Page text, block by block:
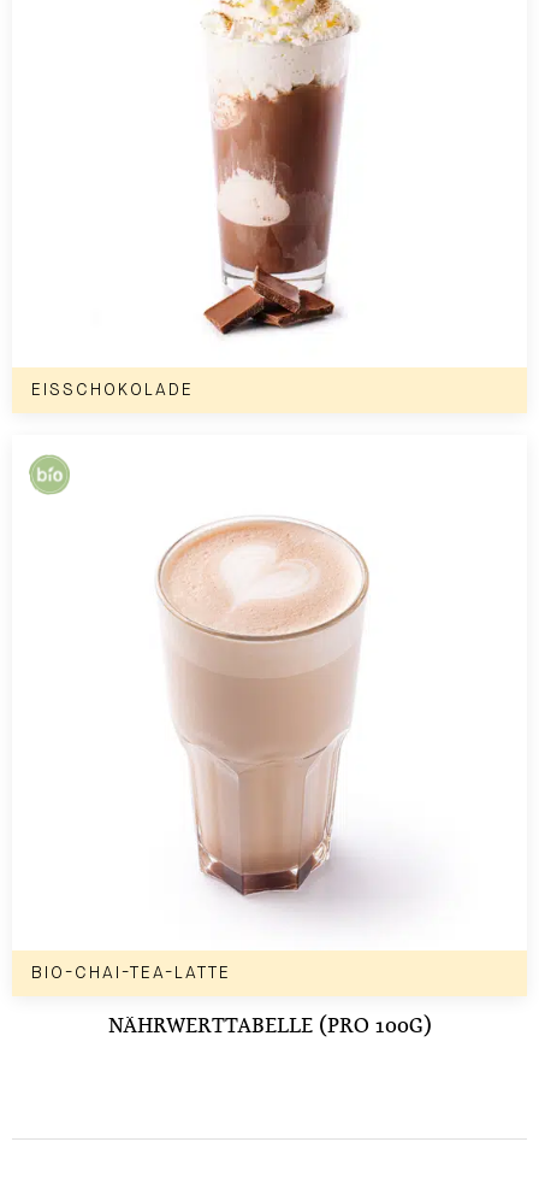
EISSCHOKOLADE
BIO-CHAI-TEA-LATTE
NÄHRWERTTABELLE (PRO 100G)